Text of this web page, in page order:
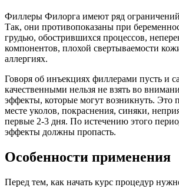
Филлеры Филорга имеют ряд
Так, они противопоказаны при
грудью, обострившихся процессов,
компонентов, плохой свертываемости
аллергиях.
Говоря об инъекциях филлерами пусть и
качественными нельзя не взять во
эффекты, которые могут возникнуть. Это
месте уколов, покраснения, синяки,
первые 2-3 дня. По истечению этого
эффекты должны пропасть.
Особенности применения
Перед тем, как начать курс процедур